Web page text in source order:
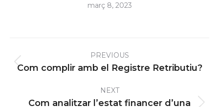
març 8, 2023
navigationPREVIOUS
Previous
Com complir amb el Registre Retributiu?
NEXT
Com analitzar l’estat financer d’una